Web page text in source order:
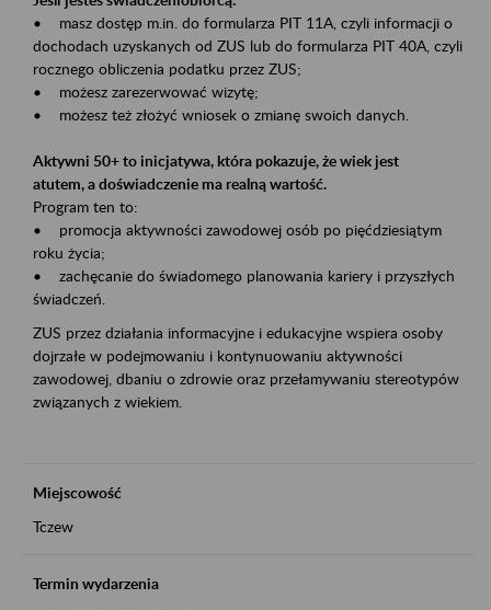
• masz dostęp m.in. do formularza PIT 11A, czyli informacji o
dochodach uzyskanych od ZUS lub do formularza PIT 40A, czyli
rocznego obliczenia podatku przez ZUS;
• możesz zarezerwować wizytę;
• możesz też złożyć wniosek o zmianę swoich danych.
Aktywni 50+ to inicjatywa, która pokazuje, że wiek jest
atutem, a doświadczenie ma realną wartość.
Program ten to:
• promocja aktywności zawodowej osób po pięćdziesiątym
roku życia;
• zachęcanie do świadomego planowania kariery i przyszłych
świadczeń.
ZUS przez działania informacyjne i edukacyjne wspiera osoby
dojrzałe w podejmowaniu i kontynuowaniu aktywności
zawodowej, dbaniu o zdrowie oraz przełamywaniu stereotypów
związanych z wiekiem.
Miejscowość
Tczew
Termin wydarzenia